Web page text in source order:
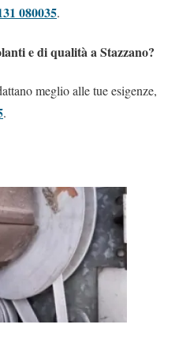
080035.
e di qualità a Stazzano?
meglio alle tue esigenze,
.